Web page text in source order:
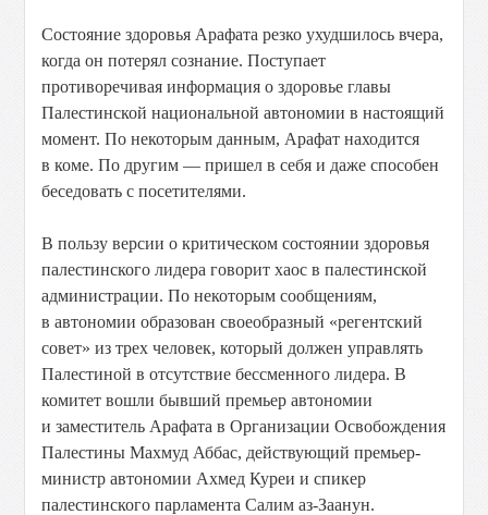
Состояние здоровья Арафата резко ухудшилось вчера,
когда он потерял сознание. Поступает
противоречивая информация о здоровье главы
Палестинской национальной автономии в настоящий
момент. По некоторым данным, Арафат находится
в коме. По другим — пришел в себя и даже способен
беседовать с посетителями.
В пользу версии о критическом состоянии здоровья
палестинского лидера говорит хаос в палестинской
администрации. По некоторым сообщениям,
в автономии образован своеобразный «регентский
совет» из трех человек, который должен управлять
Палестиной в отсутствие бессменного лидера. В
комитет вошли бывший премьер автономии
и заместитель Арафата в Организации Освобождения
Палестины Махмуд Аббас, действующий премьер-
министр автономии Ахмед Куреи и спикер
палестинского парламента Салим аз-Заанун.